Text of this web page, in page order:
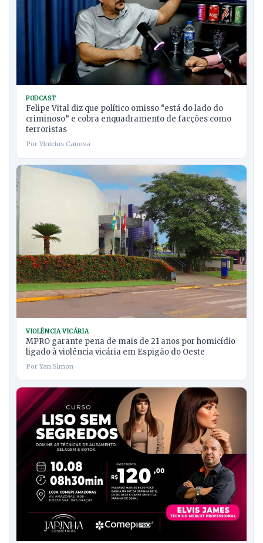
PODCAST
Felipe Vital diz que político omisso “está do lado do
criminoso” e cobra enquadramento de facções como
terroristas
Por Vinicius Canova
VIOLÊNCIA VICÁRIA
MPRO garante pena de mais de 21 anos por homicídio
ligado à violência vicária em Espigão do Oeste
Por Yan Simon